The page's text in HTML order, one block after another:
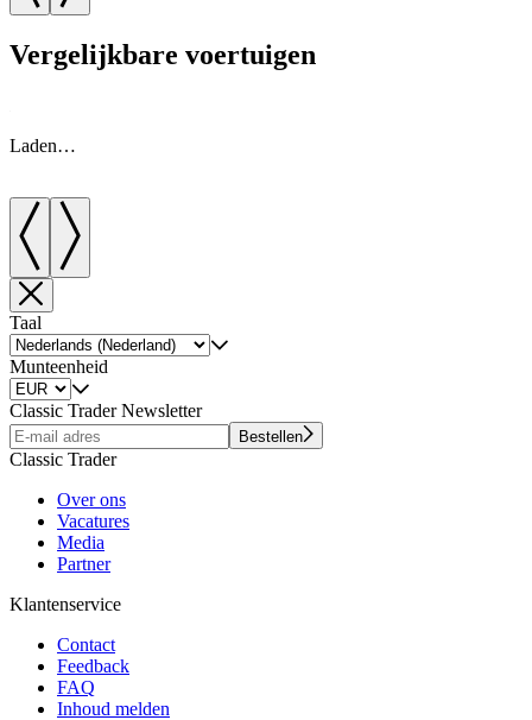
Vergelijkbare voertuigen
Laden…
Taal
Munteenheid
Classic Trader Newsletter
Bestellen
Classic Trader
Over ons
Vacatures
Media
Partner
Klantenservice
Contact
Feedback
FAQ
Inhoud melden